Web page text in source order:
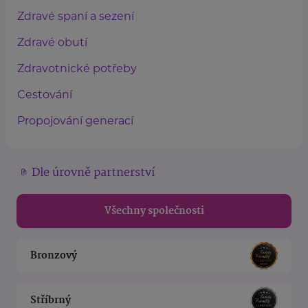
Zdravé spaní a sezení
Zdravé obutí
Zdravotnické potřeby
Cestování
Propojování generací
Dle úrovně partnerství
Všechny společnosti
Bronzový
Stříbrný